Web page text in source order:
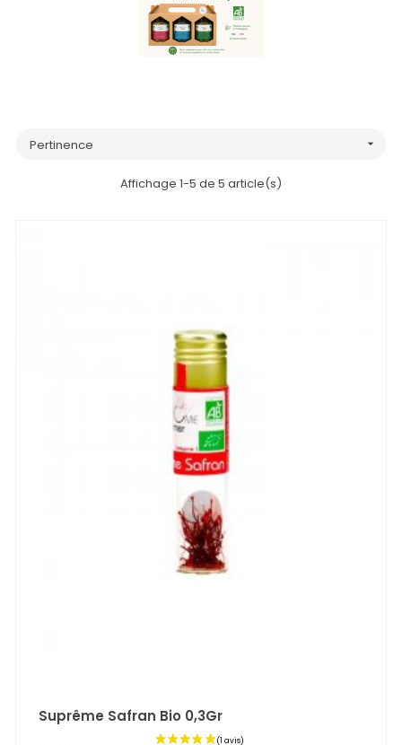
Pertinence 
Affichage 1-5 de 5 article(s)
Suprême Safran Bio 0,3Gr